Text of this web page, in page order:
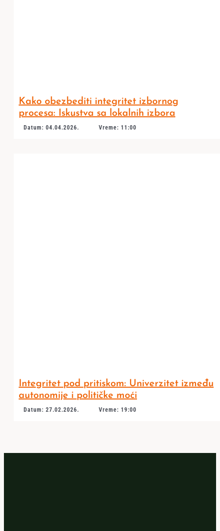
Kako obezbediti integritet izbornog
procesa: Iskustva sa lokalnih izbora
Datum: 04.04.2026. Vreme: 11:00
Integritet pod pritiskom: Univerzitet između
autonomije i političke moći
Datum: 27.02.2026. Vreme: 19:00